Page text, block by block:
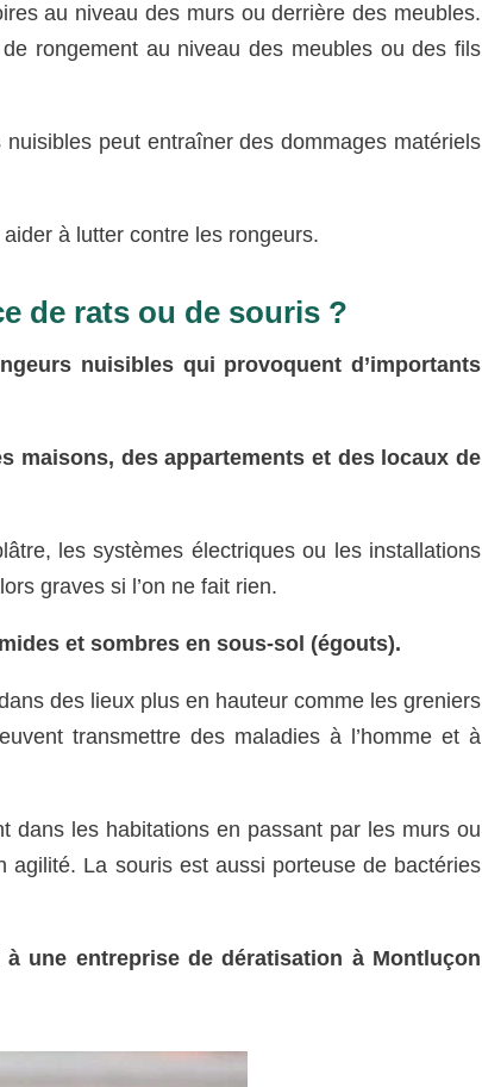
au niveau des murs ou derrière des meubles.
rongement au niveau des meubles ou des fils
peut entraîner des dommages matériels
à lutter contre les rongeurs.
de rats ou de souris ?
nuisibles qui provoquent d’importants
maisons, des appartements et des locaux de
les systèmes électriques ou les installations
graves si l’on ne fait rien.
et sombres en sous-sol (égouts).
des lieux plus en hauteur comme les greniers
transmettre des maladies à l’homme et à
dans les habitations en passant par les murs ou
La souris est aussi porteuse de bactéries
une entreprise de dératisation à Montluçon